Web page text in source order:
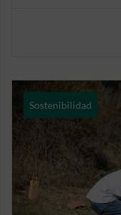
Sostenibilidad